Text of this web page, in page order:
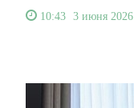
10:43 3 июня 2026